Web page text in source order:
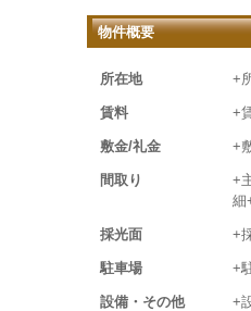
物件概要
所在地 +
賃料 +
敷金/礼金 +
間取り
+
細
採光面 +
駐車場 +
設備・その他 +